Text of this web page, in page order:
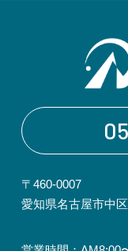
〒460-0007
愛知県名古屋市中